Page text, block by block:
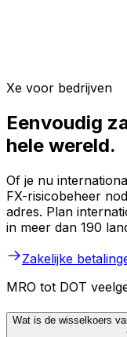
Xe voor bedrijven
Eenvoudig
hele wereld.
Of je nu
FX-risicobeheer
adres. Plan
in meer dan 190
Zakelijke
MRO tot DOT
Wat is de wisselkoers